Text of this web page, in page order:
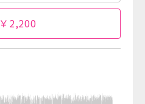
￥2,200